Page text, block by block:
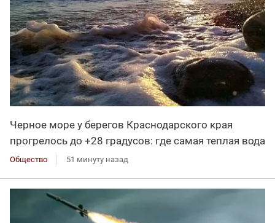
Черное море у берегов Краснодарского края
прогрелось до +28 градусов: где самая теплая вода
Общество 51 минуту назад